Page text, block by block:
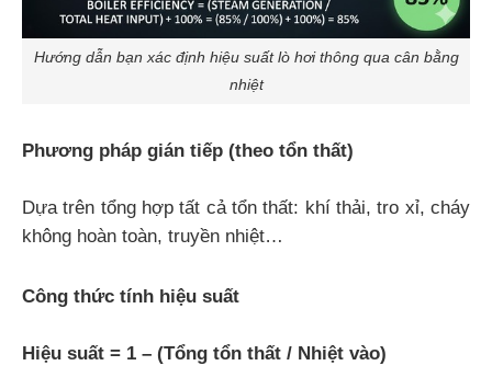
Hướng dẫn bạn xác định hiệu suất lò hơi thông qua cân bằng
nhiệt
Phương pháp gián tiếp (theo tổn thất)
Dựa trên tổng hợp tất cả tổn thất: khí thải, tro xỉ, cháy
không hoàn toàn, truyền nhiệt…
Công thức tính hiệu suất
Hiệu suất = 1 – (Tổng tổn thất / Nhiệt vào)